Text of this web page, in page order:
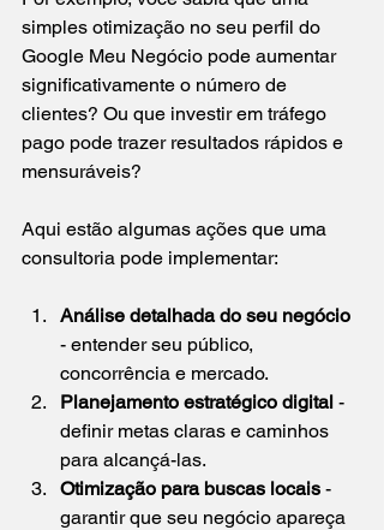
simples otimização no seu perfil do
Google Meu Negócio pode aumentar
significativamente o número de
clientes? Ou que investir em tráfego
pago pode trazer resultados rápidos e
mensuráveis?
Aqui estão algumas ações que uma
consultoria pode implementar:
Análise detalhada do seu negócio
- entender seu público,
concorrência e mercado.
Planejamento estratégico digital -
definir metas claras e caminhos
para alcançá-las.
Otimização para buscas locais -
garantir que seu negócio apareça